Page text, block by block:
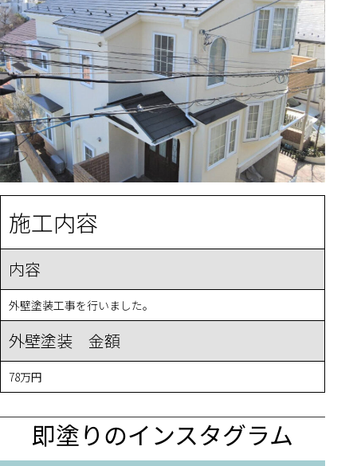
施工内容
内容
外壁塗装工事を行いました。
外壁塗装 金額
78万円
即塗りのインスタグラム